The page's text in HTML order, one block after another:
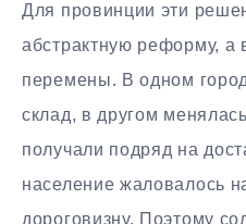
Для провинции эти
абстрактную реформу, а
перемены. В одном
склад, в другом
получали подряд на
население жаловалось
дороговизну. Поэтому